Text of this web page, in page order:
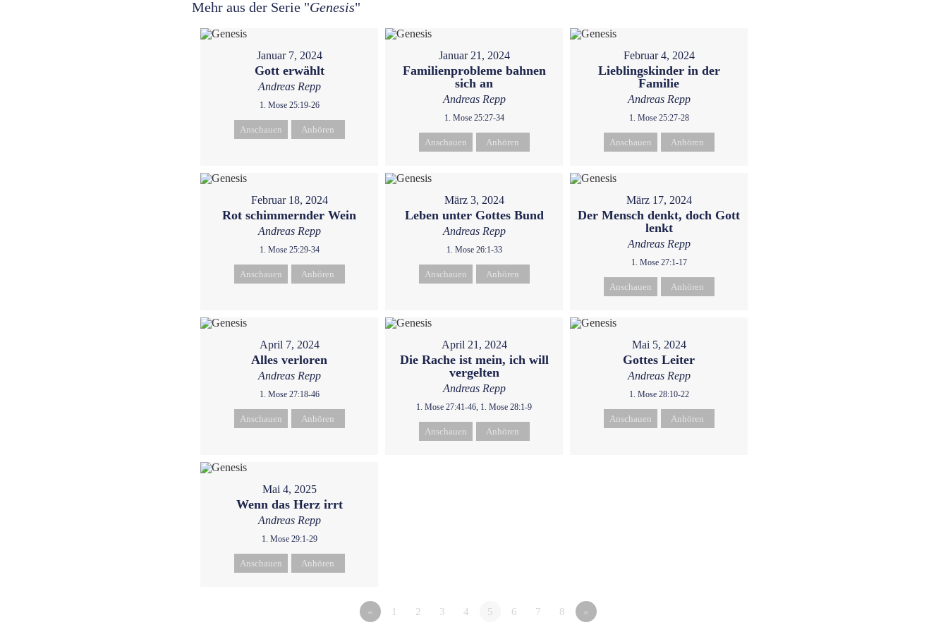
Mehr aus der Serie "Genesis"
Januar 7, 2024
Gott erwählt
Andreas Repp
1. Mose 25:19-26
Anschauen Anhören
Januar 21, 2024
Familienprobleme bahnen
sich an
Andreas Repp
1. Mose 25:27-34
Anschauen Anhören
Februar 4, 2024
Lieblingskinder in der
Familie
Andreas Repp
1. Mose 25:27-28
Anschauen Anhören
Februar 18, 2024
Rot schimmernder Wein
Andreas Repp
1. Mose 25:29-34
Anschauen Anhören
März 3, 2024
Leben unter Gottes Bund
Andreas Repp
1. Mose 26:1-33
Anschauen Anhören
März 17, 2024
Der Mensch denkt, doch Gott
lenkt
Andreas Repp
1. Mose 27:1-17
Anschauen Anhören
April 7, 2024
Alles verloren
Andreas Repp
1. Mose 27:18-46
Anschauen Anhören
April 21, 2024
Die Rache ist mein, ich will
vergelten
Andreas Repp
1. Mose 27:41-46, 1. Mose 28:1-9
Anschauen Anhören
Mai 5, 2024
Gottes Leiter
Andreas Repp
1. Mose 28:10-22
Anschauen Anhören
Mai 4, 2025
Wenn das Herz irrt
Andreas Repp
1. Mose 29:1-29
Anschauen Anhören
« 1 2 3 4 5 6 7 8 »